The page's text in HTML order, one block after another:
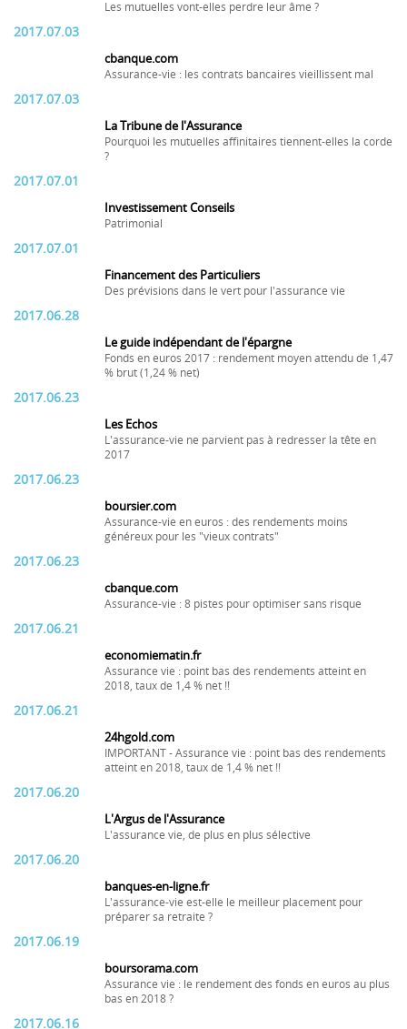
Les mutuelles vont-elles perdre leur âme ?
2017.07.03
cbanque.com
Assurance-vie : les contrats bancaires vieillissent mal
2017.07.03
La Tribune de l'Assurance
Pourquoi les mutuelles affinitaires tiennent-elles la corde
?
2017.07.01
Investissement Conseils
Patrimonial
2017.07.01
Financement des Particuliers
Des prévisions dans le vert pour l'assurance vie
2017.06.28
Le guide indépendant de l'épargne
Fonds en euros 2017 : rendement moyen attendu de 1,47
% brut (1,24 % net)
2017.06.23
Les Echos
L'assurance-vie ne parvient pas à redresser la tête en
2017
2017.06.23
boursier.com
Assurance-vie en euros : des rendements moins
généreux pour les "vieux contrats"
2017.06.23
cbanque.com
Assurance-vie : 8 pistes pour optimiser sans risque
2017.06.21
economiematin.fr
Assurance vie : point bas des rendements atteint en
2018, taux de 1,4 % net !!
2017.06.21
24hgold.com
IMPORTANT - Assurance vie : point bas des rendements
atteint en 2018, taux de 1,4 % net !!
2017.06.20
L'Argus de l'Assurance
L'assurance vie, de plus en plus sélective
2017.06.20
banques-en-ligne.fr
L'assurance-vie est-elle le meilleur placement pour
préparer sa retraite ?
2017.06.19
boursorama.com
Assurance vie : le rendement des fonds en euros au plus
bas en 2018 ?
2017.06.16